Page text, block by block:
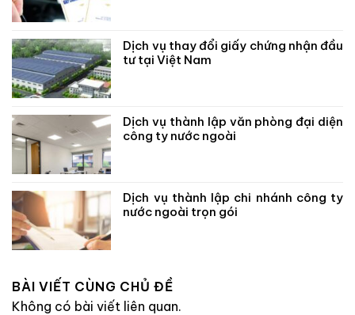
Dịch vụ thay đổi giấy chứng nhận đầu
tư tại Việt Nam
Dịch vụ thành lập văn phòng đại diện
công ty nước ngoài
Dịch vụ thành lập chi nhánh công ty
nước ngoài trọn gói
BÀI VIẾT CÙNG CHỦ ĐỀ
Không có bài viết liên quan.